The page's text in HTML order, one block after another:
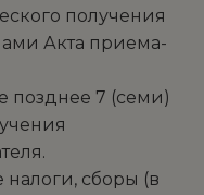
получения
Акта приема-
позднее 7 (семи)
налоги, сборы (в